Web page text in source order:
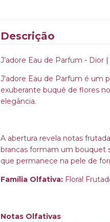
Descrição
J’adore Eau de Parfum - Dior
J'adore Eau de Parfum é um
exuberante buquê de flores
elegância.
A abertura revela notas
brancas formam um bouquet
que permanece na pele de
Família Olfativa: Floral
Notas Olfativas